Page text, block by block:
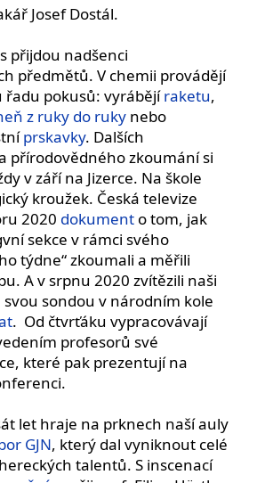
Josef Dostál.
přijdou nadšenci
předmětů. V chemii provádějí
řadu pokusů: vyrábějíraketu,
z ruky do ruky nebo
prskavky. Dalších
přírodovědného zkoumání si
v září na Jizerce. Na škole
kroužek. Česká televize
2020 dokument o tom, jak
sekce v rámci svého
týdne“ zkoumali a měřili
A v srpnu 2020 zvítězili naši
svou sondou v národním kole
. Od čtvrťáku vypracovávají
profesorů své
které pak prezentují na
let hraje na prknech naší auly
GJN, který dal vyniknout celé
talentů. S inscenací